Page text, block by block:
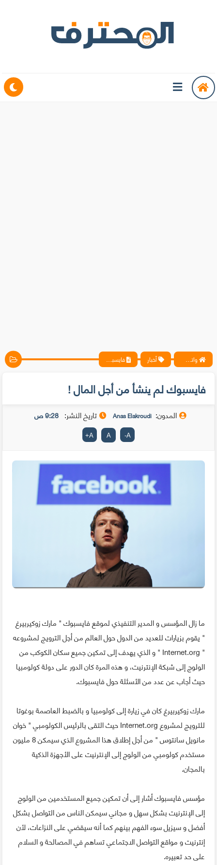
واتس آب ، فيسبوك ، أنترنت ، شروحات تقنية حصرية - المحترف أخبار فايسبوك لم ينشأ من أجل المال !
فايسبوك لم ينشأ من أجل المال !
المدون: Anas Elakroudi تاريخ النشر: 9:28 ص
A
-
A
A
+
ما زال المؤسس و المدير التنفيذي لموقع فايسبوك " مارك زوكيربيرغ
" يقوم بزيارات للعديد من الدول حول العالم من أجل الترويج لمشروعه
" Internet.org " و الذي يهدف إلى تمكين جميع سكان الكوكب من
الولوج إلى شبكة الإنترنيت، و هذه المرة كان الدور على دولة كولومبيا
حيث أجاب عن عدد من الأسئلة حول فايسبوك.
مارك زوكيربيرغ كان في زيارة إلى كولومبيا و بالضبط العاصمة بوغوتا
للترويج لمشروع Internet.org حيث التقى بالرئيس الكولومبي " خوان
مانويل سانتوس " من أجل إطلاق هذا المشروع الذي سيمكن 8 مليون
مستخدم كولومبي من الولوج إلى الإنترنيت على الأجهزة الذكية
بالمجان.
مؤسس فايسبوك أشار إلى أن تمكين جميع المستخدمين من الولوج
إلى الإنترنيت بشكل سهل و مجاني سيمكن الناس من التواصل بشكل
أفضل و سيزيل سوء الفهم بينهم كما أنه سيقضي على النزاعات، لأن
إنترنيت و مواقع التواصل الاجتماعي تساهم في المصالحة و السلام
على حد تعبيره.